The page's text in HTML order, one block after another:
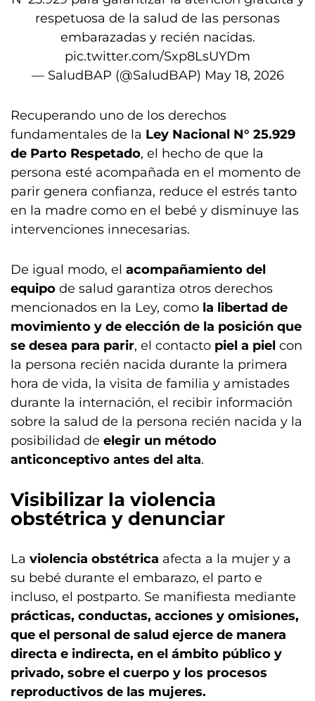
respetuosa de la salud de las personas
embarazadas y recién nacidas.
pic.twitter.com/Sxp8LsUYDm
— SaludBAP (@SaludBAP) May 18, 2026
Recuperando uno de los derechos
fundamentales de la Ley Nacional N° 25.929
de Parto Respetado, el hecho de que la
persona esté acompañada en el momento de
parir genera confianza, reduce el estrés tanto
en la madre como en el bebé y disminuye las
intervenciones innecesarias.
De igual modo, el acompañamiento del
equipo de salud garantiza otros derechos
mencionados en la Ley, como la libertad de
movimiento y de elección de la posición que
se desea para parir, el contacto piel a piel con
la persona recién nacida durante la primera
hora de vida, la visita de familia y amistades
durante la internación, el recibir información
sobre la salud de la persona recién nacida y la
posibilidad de elegir un método
anticonceptivo antes del alta.
Visibilizar la violencia
obstétrica y denunciar
La violencia obstétrica afecta a la mujer y a
su bebé durante el embarazo, el parto e
incluso, el postparto. Se manifiesta mediante
prácticas, conductas, acciones y omisiones,
que el personal de salud ejerce de manera
directa e indirecta, en el ámbito público y
privado, sobre el cuerpo y los procesos
reproductivos de las mujeres.